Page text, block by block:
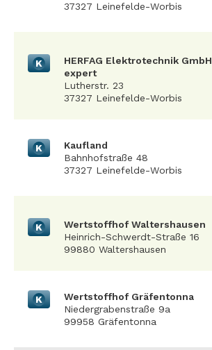
37327 Leinefelde-Worbis
K
HERFAG Elektrotechnik GmbH
expert
Lutherstr. 23
37327 Leinefelde-Worbis
K
Kaufland
Bahnhofstraße 48
37327 Leinefelde-Worbis
K
Wertstoffhof Waltershausen
Heinrich-Schwerdt-Straße 16
99880 Waltershausen
K
Wertstoffhof Gräfentonna
Niedergrabenstraße 9a
99958 Gräfentonna